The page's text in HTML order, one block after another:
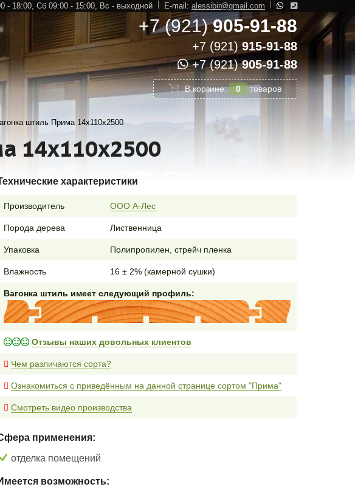
- 18:00, Сб 09:00 - 15:00, Вс - выходной E-mail: alessibir@gmail.com
+7 (921)905-91-88
+7 (921)915-91-88
+7 (921)905-91-88
В корзине: 0 товаров
штиль Прима 14х110х2500
14х110х2500
характеристики
Производитель ООО А-Лес
Порода дерева Лиственница
Упаковка Полипропилен, стрейч пленка
Влажность 16 ± 2% (камерной сушки)
Вагонка штиль имеет следующий профиль:
Отзывы наших довольных клиентов
Чем различаются сорта?
Ознакомиться с приведённым на данной странице сортом "Прима"
Смотреть видео производства
применения:
отделка помещений
возможность: